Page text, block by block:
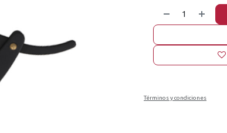
Términos y condiciones